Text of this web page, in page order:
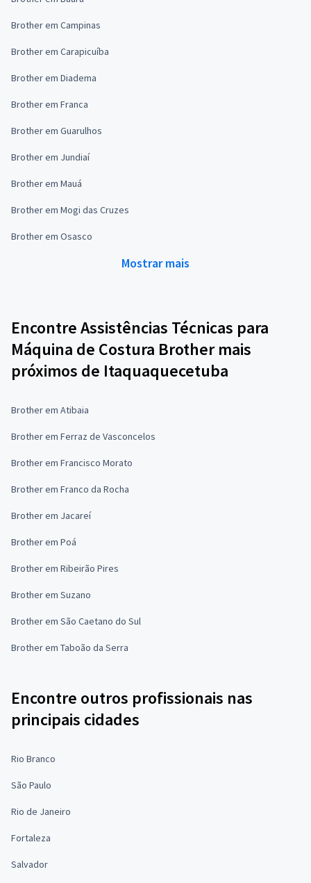
Brother em Campinas
Brother em Carapicuíba
Brother em Diadema
Brother em Franca
Brother em Guarulhos
Brother em Jundiaí
Brother em Mauá
Brother em Mogi das Cruzes
Brother em Osasco
Mostrar mais
Encontre Assistências Técnicas para
Máquina de Costura Brother mais
próximos de Itaquaquecetuba
Brother em Atibaia
Brother em Ferraz de Vasconcelos
Brother em Francisco Morato
Brother em Franco da Rocha
Brother em Jacareí
Brother em Poá
Brother em Ribeirão Pires
Brother em Suzano
Brother em São Caetano do Sul
Brother em Taboão da Serra
Encontre outros profissionais nas
principais cidades
Rio Branco
São Paulo
Rio de Janeiro
Fortaleza
Salvador